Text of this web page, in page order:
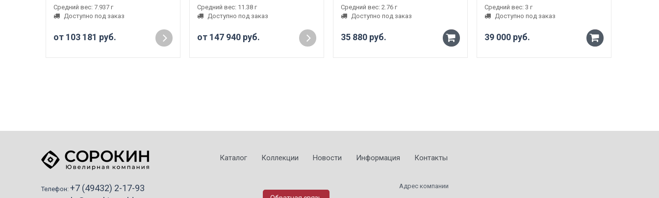
Средний вес: 7.937 г
Доступно под заказ
от 103 181 руб.
Средний вес: 11.38 г
Доступно под заказ
от 147 940 руб.
Средний вес: 2.76 г
Доступно под заказ
35 880 руб. -
Средний вес: 3 г
Доступно под заказ
39 000 руб. -
Телефон: +7 (49432) 2-17-93
Каталог Коллекции Новости Информация Контакты
Адрес компании